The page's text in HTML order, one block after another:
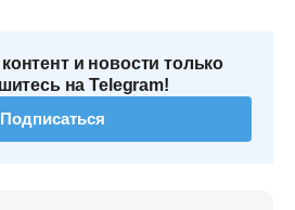
и новости только
на Telegram!
Подписаться